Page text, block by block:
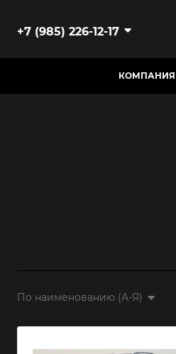
+7 (985) 226-12-17
КОМПАНИЯ
По наименованию (А-Я)